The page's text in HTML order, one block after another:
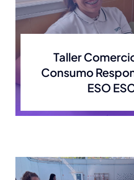
Taller
Consumo
ESO